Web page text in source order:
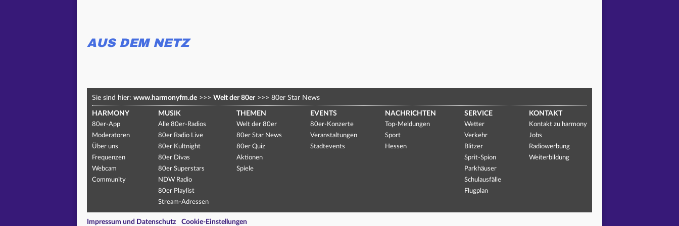
AUS DEM NETZ
Sie sind hier: www.harmonyfm.de >>> Welt der 80er >>> 80er Star News
HARMONY
80er-App
Moderatoren
Über uns
Frequenzen
Webcam
Community
MUSIK
Alle 80er-Radios
80er Radio Live
80er Kultnight
80er Divas
80er Superstars
NDW Radio
80er Playlist
Stream-Adressen
THEMEN
Welt der 80er
80er Star News
80er Quiz
Aktionen
Spiele
EVENTS
80er-Konzerte
Veranstaltungen
Stadtevents
NACHRICHTEN
Top-Meldungen
Sport
Hessen
SERVICE
Wetter
Verkehr
Blitzer
Sprit-Spion
Parkhäuser
Schulausfälle
Flugplan
KONTAKT
Kontakt zu harmony
Jobs
Radiowerbung
Weiterbildung
Impressum und Datenschutz Cookie-Einstellungen